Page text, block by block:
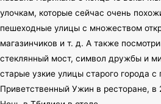
улочкам, которые сейчас очень
пешеходные улицы с множеством
магазинчиков и т. д. А также
стеклянный мост, символ дружбы и
старые узкие улицы старого города
Приветственный Ужин в ресторане, в